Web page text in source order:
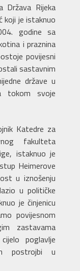
Država Rijeka
koji je istaknuo
godine sa
i praznina
povijesni
sastavnim
države u
tokom svoje
Katedre za
fakulteta
istaknuo je
Heimerove
u iznošenju
u političke
je činjenicu
povijesnom
zastavama
poglavlje
postrojbi u